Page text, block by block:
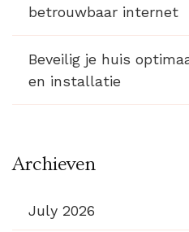
betrouwbaar internet
Beveilig je huis
en installatie
Archieven
July 2026